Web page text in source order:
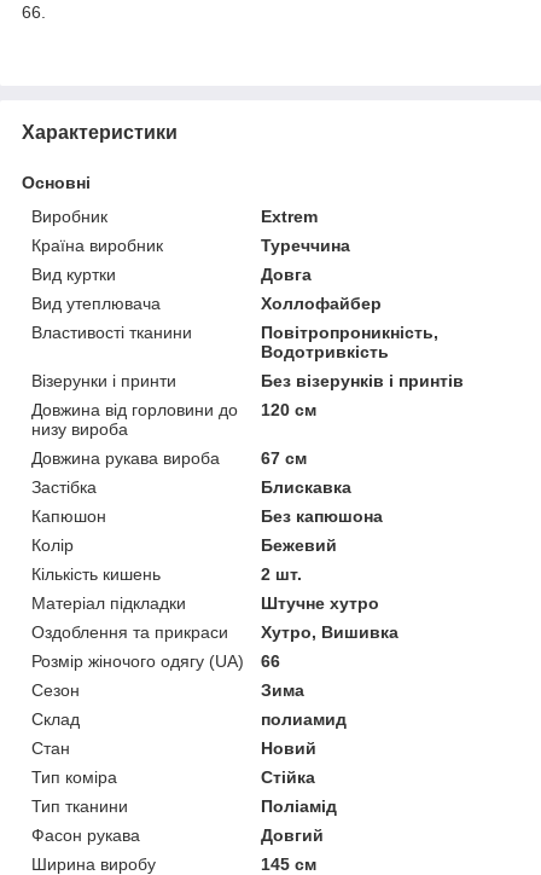
66.
Характеристики
Основні
Виробник
Extrem
Країна виробник
Туреччина
Вид куртки
Довга
Вид утеплювача
Холлофайбер
Властивості тканини
Повітропроникність,
Водотривкість
Візерунки і принти
Без візерунків і принтів
Довжина від горловини до
низу вироба
120 см
Довжина рукава вироба
67 см
Застібка
Блискавка
Капюшон
Без капюшона
Колір
Бежевий
Кількість кишень
2 шт.
Матеріал підкладки
Штучне хутро
Оздоблення та прикраси
Хутро, Вишивка
Розмір жіночого одягу (UA)
66
Сезон
Зима
Склад
полиамид
Стан
Новий
Тип коміра
Стійка
Тип тканини
Поліамід
Фасон рукава
Довгий
Ширина виробу
145 см